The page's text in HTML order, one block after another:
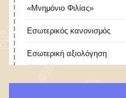
«Μνημόνιο Φιλίας»
Εσωτερικός κανονισμός
Εσωτερική αξιολόγηση